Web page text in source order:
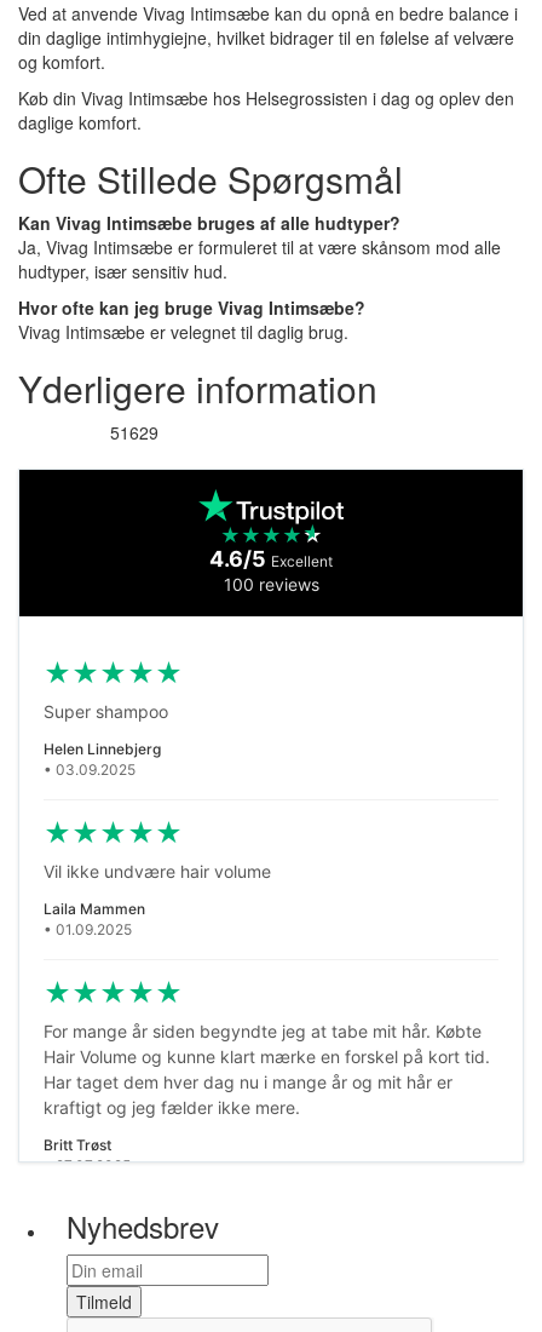
Ved at anvende Vivag Intimsæbe kan du opnå en bedre balance i
din daglige intimhygiejne, hvilket bidrager til en følelse af velvære
og komfort.
Køb din Vivag Intimsæbe hos Helsegrossisten i dag og oplev den
daglige komfort.
Ofte Stillede Spørgsmål
Kan Vivag Intimsæbe bruges af alle hudtyper?
Ja, Vivag Intimsæbe er formuleret til at være skånsom mod alle
hudtyper, især sensitiv hud.
Hvor ofte kan jeg bruge Vivag Intimsæbe?
Vivag Intimsæbe er velegnet til daglig brug.
Yderligere information
51629
★ ★ ★ ★ ★
4.6/5 Excellent
100 reviews
★★★★★
Super shampoo
Helen Linnebjerg
• 03.09.2025
★★★★★
Vil ikke undvære hair volume
Laila Mammen
• 01.09.2025
★★★★★
For mange år siden begyndte jeg at tabe mit hår. Købte
Hair Volume og kunne klart mærke en forskel på kort tid.
Har taget dem hver dag nu i mange år og mit hår er
kraftigt og jeg fælder ikke mere.
Britt Trøst
• 27.07.2025
★★★★
Super godt, tak
Sergei J.
• 11.07.2025
Nyhedsbrev
Tilmeld